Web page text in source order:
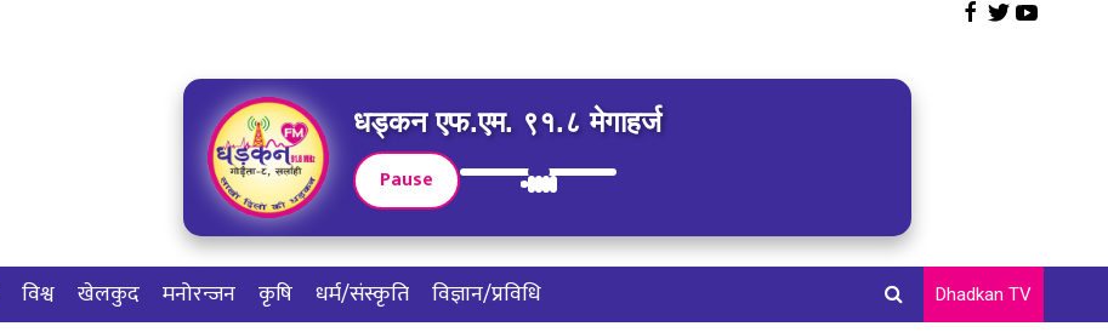
धड्कन एफ.एम. ९१.८ मेगाहर्ज
Pause
विश्व खेलकुद मनोरन्जन कृषि धर्म/संस्कृति
विज्ञान/प्रविधि
Dhadkan TV